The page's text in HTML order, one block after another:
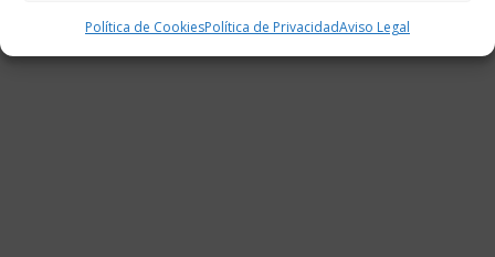
Política de CookiesPolítica de PrivacidadAviso Legal